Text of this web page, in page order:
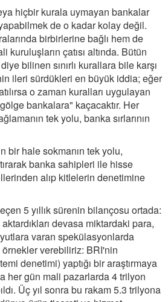
hiçbir kurala uymayan bankalar
de o kadar kolay değil.
birbirlerine bağlı hem de
kuruluşların çatısı altında. Bütün
bilinen sınırlı kurallara bile karşı
ileri sürdükleri en büyük iddia; eğer
o zaman kuralları uygulayan
bankalara" kaçacaktır. Her
tek yolu, banka sırlarının
bir hale sokmanın tek yolu,
banka sahipleri ile hisse
alıp kitlelerin denetimine
5 yıllık sürenin bilançosu ortada:
devasa miktardaki para,
varan spekülasyonlarda
örnekler verebiliriz: BRI'nin
denetimi) yaptığı bir araştırmaya
her gün mali pazarlarda 4 trilyon
Üç yıl sonra bu rakam 5.3 trilyona